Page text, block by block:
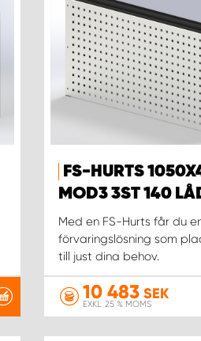
FS-HURTS
MOD3 3ST 140
Med en FS-Hurts får du
förvaringslösning som
till just dina behov.
10 483SEK
EXKL. 25 % MOMS